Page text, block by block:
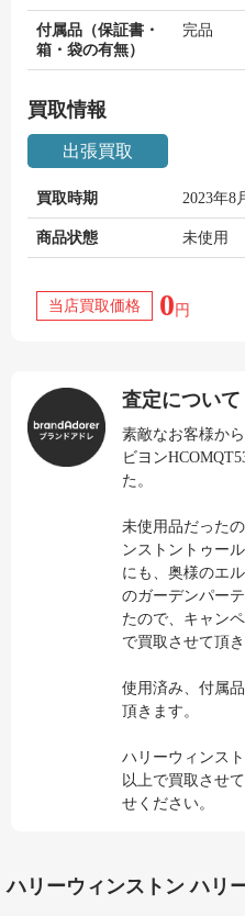
付属品（保証書・
箱・袋の有無）
完品
買取情報
出張買取
買取時期 2023年8
商品状態 未使用
当店買取価格 0 円
査定について
素敵なお客様か
ビヨン
た。
未使用品だった
ンストントゥー
にも、奥様のエ
のガーデンパー
たので、キャン
で買取させて頂き
使用済み、付属
頂きます。
ハリーウィンス
以上で買取させ
せください。
ハリーウィンストン ハリ